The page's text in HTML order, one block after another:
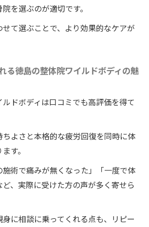
を選ぶのが適切です。
て選ぶことで、より効果的なケアが
る徳島の整体院ワイルドボディの魅
ドボディは口コミでも高評価を得て
ちよさと本格的な疲労回復を同時に体
す。
術で痛みが無くなった」「一度で体
、実際に受けた方の声が多く寄せら
身に相談に乗ってくれる点も、リピー